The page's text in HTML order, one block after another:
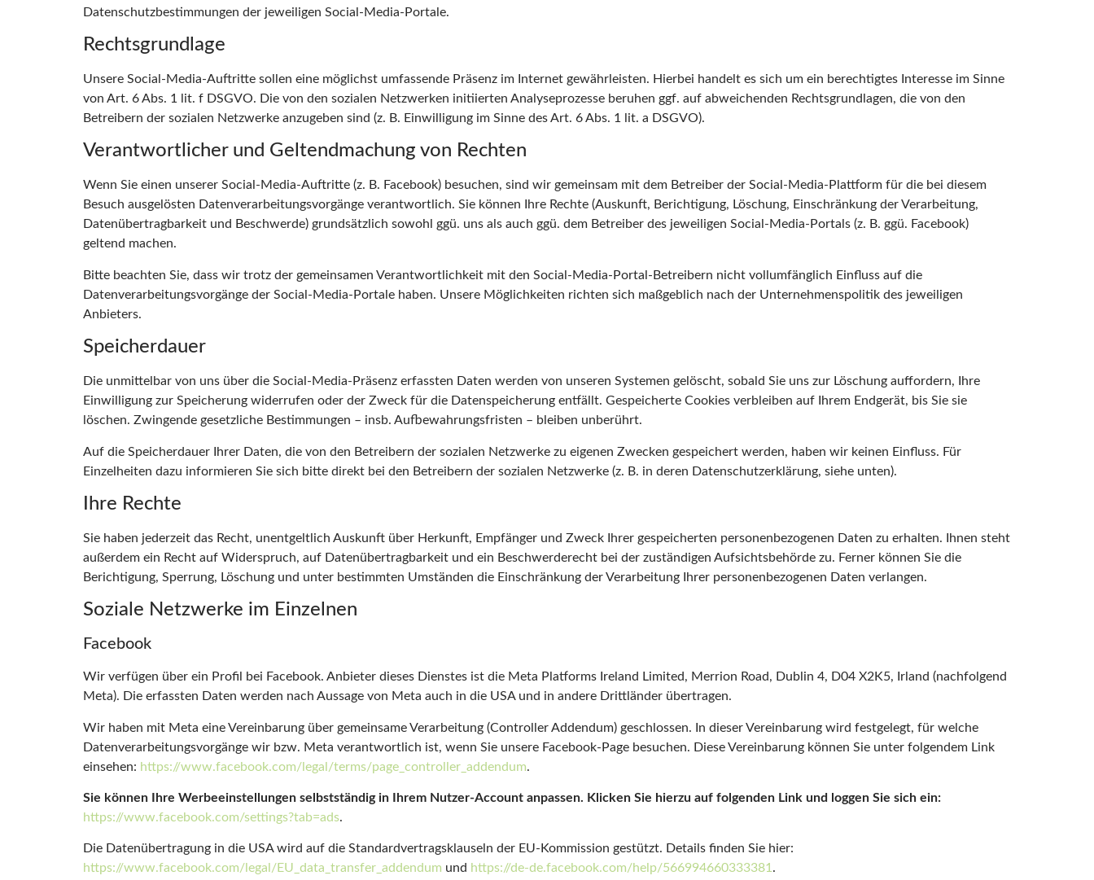
Datenschutzbestimmungen der jeweiligen Social-Media-Portale.
Rechtsgrundlage
Unsere Social-Media-Auftritte sollen eine möglichst umfassende Präsenz im Internet gewährleisten. Hierbei handelt es sich um ein berechtigtes Interesse im Sinne
von Art. 6 Abs. 1 lit. f DSGVO. Die von den sozialen Netzwerken initiierten Analyseprozesse beruhen ggf. auf abweichenden Rechtsgrundlagen, die von den
Betreibern der sozialen Netzwerke anzugeben sind (z. B. Einwilligung im Sinne des Art. 6 Abs. 1 lit. a DSGVO).
Verantwortlicher und Geltendmachung von Rechten
Wenn Sie einen unserer Social-Media-Auftritte (z. B. Facebook) besuchen, sind wir gemeinsam mit dem Betreiber der Social-Media-Plattform für die bei diesem
Besuch ausgelösten Datenverarbeitungsvorgänge verantwortlich. Sie können Ihre Rechte (Auskunft, Berichtigung, Löschung, Einschränkung der Verarbeitung,
Datenübertragbarkeit und Beschwerde) grundsätzlich sowohl ggü. uns als auch ggü. dem Betreiber des jeweiligen Social-Media-Portals (z. B. ggü. Facebook)
geltend machen.
Bitte beachten Sie, dass wir trotz der gemeinsamen Verantwortlichkeit mit den Social-Media-Portal-Betreibern nicht vollumfänglich Einfluss auf die
Datenverarbeitungsvorgänge der Social-Media-Portale haben. Unsere Möglichkeiten richten sich maßgeblich nach der Unternehmenspolitik des jeweiligen
Anbieters.
Speicherdauer
Die unmittelbar von uns über die Social-Media-Präsenz erfassten Daten werden von unseren Systemen gelöscht, sobald Sie uns zur Löschung auffordern, Ihre
Einwilligung zur Speicherung widerrufen oder der Zweck für die Datenspeicherung entfällt. Gespeicherte Cookies verbleiben auf Ihrem Endgerät, bis Sie sie
löschen. Zwingende gesetzliche Bestimmungen – insb. Aufbewahrungsfristen – bleiben unberührt.
Auf die Speicherdauer Ihrer Daten, die von den Betreibern der sozialen Netzwerke zu eigenen Zwecken gespeichert werden, haben wir keinen Einfluss. Für
Einzelheiten dazu informieren Sie sich bitte direkt bei den Betreibern der sozialen Netzwerke (z. B. in deren Datenschutzerklärung, siehe unten).
Ihre Rechte
Sie haben jederzeit das Recht, unentgeltlich Auskunft über Herkunft, Empfänger und Zweck Ihrer gespeicherten personenbezogenen Daten zu erhalten. Ihnen steht
außerdem ein Recht auf Widerspruch, auf Datenübertragbarkeit und ein Beschwerderecht bei der zuständigen Aufsichtsbehörde zu. Ferner können Sie die
Berichtigung, Sperrung, Löschung und unter bestimmten Umständen die Einschränkung der Verarbeitung Ihrer personenbezogenen Daten verlangen.
Soziale Netzwerke im Einzelnen
Facebook
Wir verfügen über ein Profil bei Facebook. Anbieter dieses Dienstes ist die Meta Platforms Ireland Limited, Merrion Road, Dublin 4, D04 X2K5, Irland (nachfolgend
Meta). Die erfassten Daten werden nach Aussage von Meta auch in die USA und in andere Drittländer übertragen.
Wir haben mit Meta eine Vereinbarung über gemeinsame Verarbeitung (Controller Addendum) geschlossen. In dieser Vereinbarung wird festgelegt, für welche
Datenverarbeitungsvorgänge wir bzw. Meta verantwortlich ist, wenn Sie unsere Facebook-Page besuchen. Diese Vereinbarung können Sie unter folgendem Link
einsehen: https://www.facebook.com/legal/terms/page_controller_addendum.
Sie können Ihre Werbeeinstellungen selbstständig in Ihrem Nutzer-Account anpassen. Klicken Sie hierzu auf folgenden Link und loggen Sie sich ein:
https://www.facebook.com/settings?tab=ads.
Die Datenübertragung in die USA wird auf die Standardvertragsklauseln der EU-Kommission gestützt. Details finden Sie hier:
https://www.facebook.com/legal/EU_data_transfer_addendum und https://de-de.facebook.com/help/566994660333381.